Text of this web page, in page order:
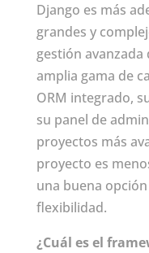
Django es más
grandes y
gestión avanzada
amplia gama de
ORM integrado,
su panel de
proyectos más
proyecto es
una buena
flexibilidad.
¿Cuál es el